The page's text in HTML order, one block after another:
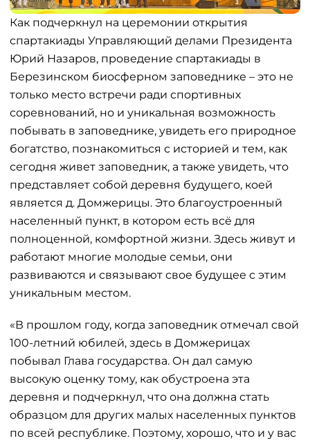
Как подчеркнул на церемонии открытия
спартакиады Управляющий делами Президента
Юрий Назаров, проведение спартакиады в
Березинском биосферном заповеднике – это не
только место встречи ради спортивных
соревнований, но и уникальная возможность
побывать в заповеднике, увидеть его природное
богатство, познакомиться с историей и тем, как
сегодня живет заповедник, а также увидеть, что
представляет собой деревня будущего, коей
является д. Домжерицы. Это благоустроенный
населенный пункт, в котором есть всё для
полноценной, комфортной жизни. Здесь живут и
работают многие молодые семьи, они
развиваются и связывают свое будущее с этим
уникальным местом.
«В прошлом году, когда заповедник отмечал свой
100-летний юбилей, здесь в Домжерицах
побывал Глава государства. Он дал самую
высокую оценку тому, как обустроена эта
деревня и подчеркнул, что она должна стать
образцом для других малых населенных пунктов
по всей республике. Поэтому, хорошо, что и у вас